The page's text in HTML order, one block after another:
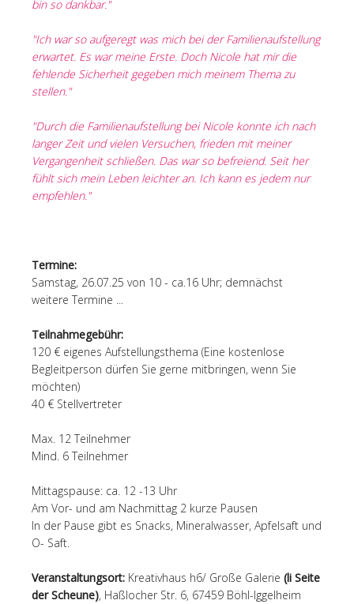
bin so dankbar."
"Ich war so aufgeregt was mich bei der Familienaufstellung
erwartet. Es war meine Erste. Doch Nicole hat mir die
fehlende Sicherheit gegeben mich meinem Thema zu
stellen."
"Durch die Familienaufstellung bei Nicole konnte ich nach
langer Zeit und vielen Versuchen, frieden mit meiner
Vergangenheit schließen. Das war so befreiend. Seit her
fühlt sich mein Leben leichter an. Ich kann es jedem nur
empfehlen."
Termine:
Samstag, 26.07.25 von 10 - ca.16 Uhr; demnächst
weitere Termine ...
Teilnahmegebühr:
120 € eigenes Aufstellungsthema (Eine kostenlose
Begleitperson dürfen Sie gerne mitbringen, wenn Sie
möchten)
40 € Stellvertreter
Max. 12 Teilnehmer
Mind. 6 Teilnehmer
Mittagspause: ca. 12 -13 Uhr
Am Vor- und am Nachmittag 2 kurze Pausen
In der Pause gibt es Snacks, Mineralwasser, Apfelsaft und
O- Saft.
Veranstaltungsort: Kreativhaus h6/ Große Galerie (li Seite
der Scheune), Haßlocher Str. 6, 67459 Böhl-Iggelheim